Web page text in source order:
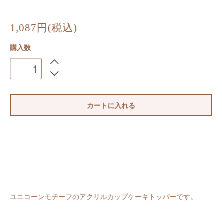
1,087円(税込)
購入数
カートに入れる
ユニコーンモチーフのアクリルカップケーキトッパーです。